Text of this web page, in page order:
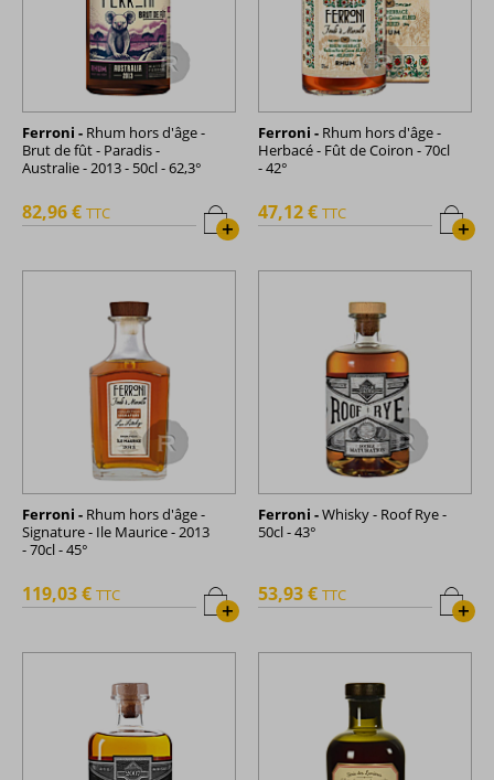
Ferroni - Rhum hors d'âge -
Brut de fût - Paradis -
Australie - 2013 - 50cl - 62,3°
+
82,96 € TTC
Ferroni - Rhum hors d'âge -
Herbacé - Fût de Coiron - 70cl
- 42°
+
47,12 € TTC
Ferroni - Rhum hors d'âge -
Signature - Ile Maurice - 2013
- 70cl - 45°
+
119,03 € TTC
Ferroni -Whisky - Roof Rye -
50cl - 43°
+
53,93 € TTC